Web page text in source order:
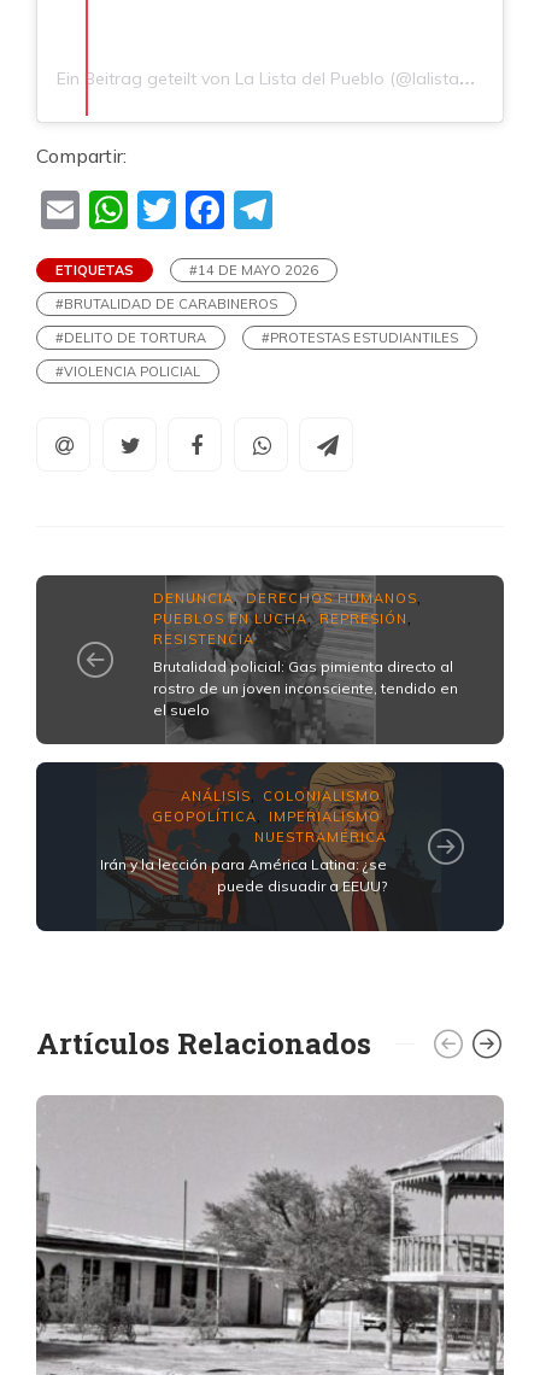
Ein Beitrag geteilt von La Lista del Pueblo (@lalistadelpueblo)
Compartir:
EmailWhatsApp
TwitterFacebook
ETIQUETAS
#14 DE MAYO 2026
#BRUTALIDAD DE CARABINEROS
#DELITO DE TORTURA
#PROTESTAS ESTUDIANTILES
#VIOLENCIA POLICIAL
DENUNCIA ,DERECHOS HUMANOS
PUEBLOS EN LUCHA, REPRESIÓN
RESISTENCIA
Brutalidad policial: Gas pimienta directo al
rostro de un joven inconsciente, tendido en
el suelo
ANÁLISIS COLONIALISMO,
GEOPOLÍTICA IMPERIALISMO ,
NUESTRAMÉRICA
Irán y la lección para América Latina: ¿se
puede disuadir a EEUU?
Artículos Relacionados